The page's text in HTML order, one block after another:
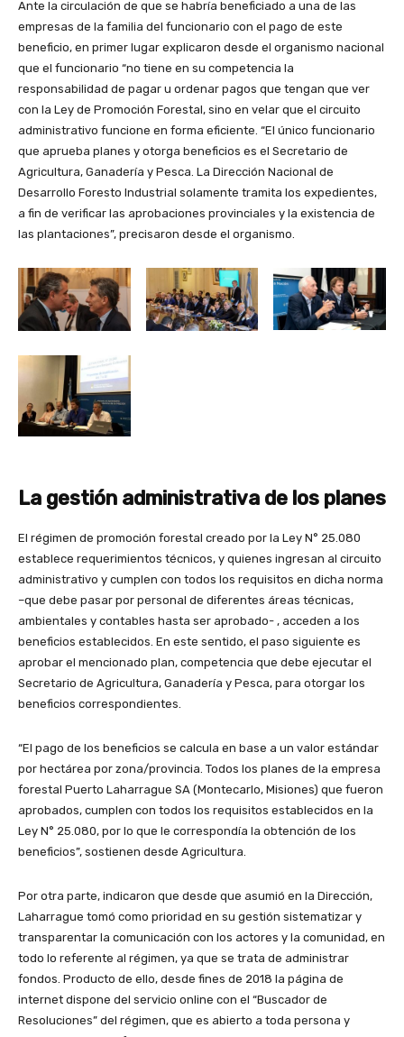
Ante la circulación de que se habría beneficiado a una de las
empresas de la familia del funcionario con el pago de este
beneficio, en primer lugar explicaron desde el organismo nacional
que el funcionario “no tiene en su competencia la
responsabilidad de pagar u ordenar pagos que tengan que ver
con la Ley de Promoción Forestal, sino en velar que el circuito
administrativo funcione en forma eficiente. “El único funcionario
que aprueba planes y otorga beneficios es el Secretario de
Agricultura, Ganadería y Pesca. La Dirección Nacional de
Desarrollo Foresto Industrial solamente tramita los expedientes,
a fin de verificar las aprobaciones provinciales y la existencia de
las plantaciones”, precisaron desde el organismo.
La gestión administrativa de los planes
El régimen de promoción forestal creado por la Ley N° 25.080
establece requerimientos técnicos, y quienes ingresan al circuito
administrativo y cumplen con todos los requisitos en dicha norma
–que debe pasar por personal de diferentes áreas técnicas,
ambientales y contables hasta ser aprobado- , acceden a los
beneficios establecidos. En este sentido, el paso siguiente es
aprobar el mencionado plan, competencia que debe ejecutar el
Secretario de Agricultura, Ganadería y Pesca, para otorgar los
beneficios correspondientes.
“El pago de los beneficios se calcula en base a un valor estándar
por hectárea por zona/provincia. Todos los planes de la empresa
forestal Puerto Laharrague SA (Montecarlo, Misiones) que fueron
aprobados, cumplen con todos los requisitos establecidos en la
Ley N° 25.080, por lo que le correspondía la obtención de los
beneficios”, sostienen desde Agricultura.
Por otra parte, indicaron que desde que asumió en la Dirección,
Laharrague tomó como prioridad en su gestión sistematizar y
transparentar la comunicación con los actores y la comunidad, en
todo lo referente al régimen, ya que se trata de administrar
fondos. Producto de ello, desde fines de 2018 la página de
internet dispone del servicio online con el “Buscador de
Resoluciones” del régimen, que es abierto a toda persona y